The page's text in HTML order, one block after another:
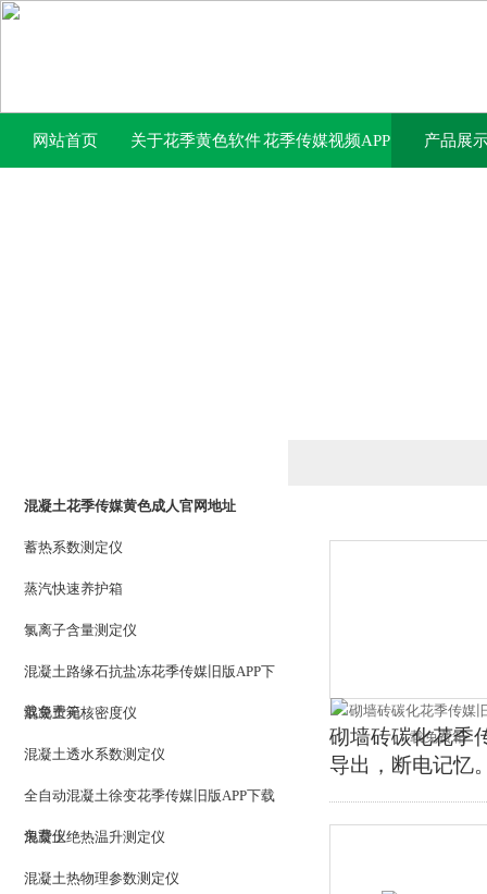
网站首页 关于花季黄色软件花季传媒视频APP 产品展
混凝土花季传媒黄色成人官网地址
蓄热系数测定仪
蒸汽快速养护箱
氯离子含量测定仪
混凝土路缘石抗盐冻花季传媒旧版APP下
载免费箱
混凝土无核密度仪
混凝土透水系数测定仪
全自动混凝土徐变花季传媒旧版APP下载
免费仪
混凝土绝热温升测定仪
混凝土热物理参数测定仪
砌墙砖碳化花季传
导出，断电记忆